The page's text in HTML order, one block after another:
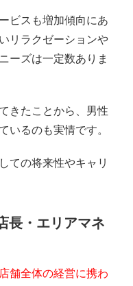
ビスも増加傾向にあ
リラクゼーションや
ーズは一定数ありま
きたことから、男性
いるのも実情です。
ての将来性やキャリ
長・エリアマネ
舗全体の経営に携わ